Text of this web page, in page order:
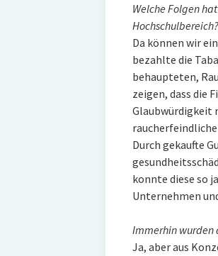
Welche Folgen
Hochschulbereich?
Da können wir
bezahlte die
behaupteten,
zeigen, dass die
Glaubwürdigkeit
Durch gekaufte
konnte diese so
Unternehmen
Immerhin wurden
Ja, aber aus